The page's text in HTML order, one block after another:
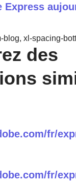
Express
blog, xl-spacing-
des
fr/
fr/